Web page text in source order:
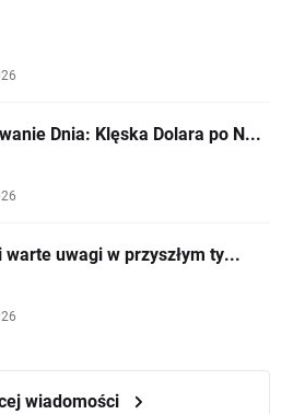
Dnia: Klęska Dolara po N...
warte uwagi w przyszłym ty...
wiadomości